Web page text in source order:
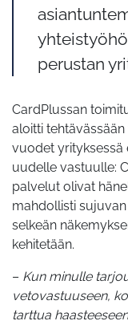
perustan
CardPlussan
aloitti
vuodet yrityksessä
uudelle vastuulle:
palvelut olivat
mahdollisti
selkeän
kehitetään.
– Kun minulle
vetovastuuseen,
tarttua